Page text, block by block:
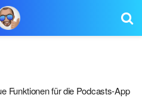
Funktionen für die Podcasts-App